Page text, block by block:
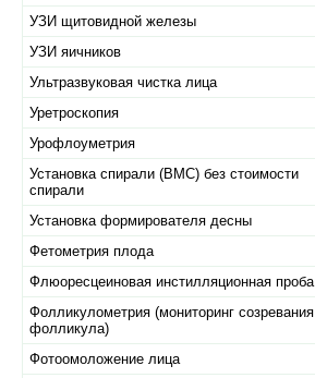
УЗИ щитовидной железы
УЗИ яичников
Ультразвуковая чистка лица
Уретроскопия
Урофлоуметрия
Установка спирали (ВМС) без стоимости
спирали
Установка формирователя десны
Фетометрия плода
Флюоресцеиновая инстилляционная проба
Фолликулометрия (мониторинг созревания
фолликула)
Фотоомоложение лица